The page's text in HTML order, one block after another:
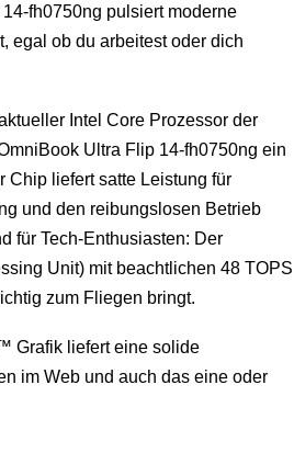
fh0750ng pulsiert moderne
egal ob du arbeitest oder dich
Intel Core Prozessor der
Ultra Flip 14-fh0750ng ein
liefert satte Leistung für
und den reibungslosen Betrieb
für Tech-Enthusiasten: Der
Unit) mit beachtlichen 48 TOPS
zum Fliegen bringt.
Grafik liefert eine solide
im Web und auch das eine oder